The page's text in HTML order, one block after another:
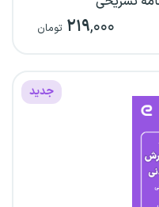
۲۱۹,۰۰۰ تومان
جدید